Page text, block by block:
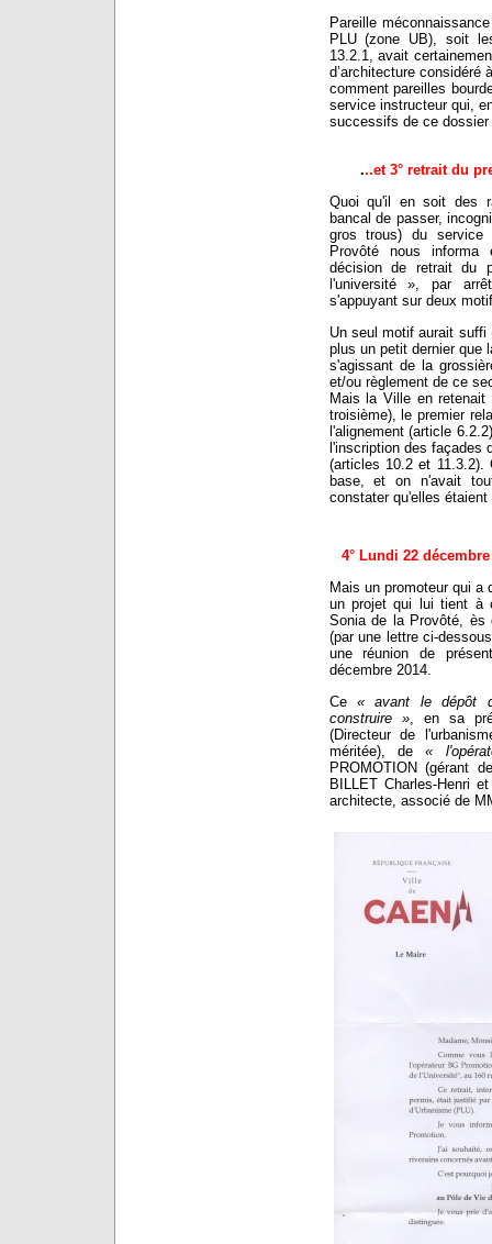
Pareille
PLU (zone UB), soit
13.2.1, avait
d’architecture considéré
comment pareilles
service instructeur qui,
successifs de ce dossier
...et 3° retrait du
Quoi qu'il en soit des
bancal de passer,
gros trous) du service
Provôté nous informa
décision de retrait du
l'université », par
s'appuyant sur deux
Un seul motif aurait suffi
plus un petit dernier que
s'agissant de la
et/ou règlement de ce
Mais la Ville en
troisième), le premier
l'alignement (article
l'inscription des façades
(articles 10.2 et 11.3.2).
base, et on n'avait
constater qu'elles
4° Lundi 22
Mais un promoteur qui a
un projet qui lui tient à
Sonia de la Provôté, ès
(par une lettre ci-
une réunion de
décembre 2014.
Ce « avant le dépôt
construire », en sa
(Directeur de
méritée), de«
PROMOTION (gérant
BILLET Charles-Henri
architecte, associé de